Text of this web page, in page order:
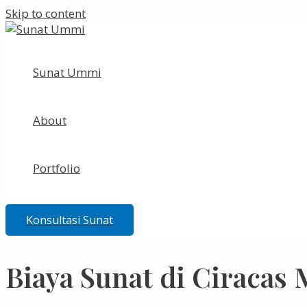
Skip to content
Sunat Ummi
About
Portfolio
Konsultasi Sunat
Biaya Sunat di Ciracas